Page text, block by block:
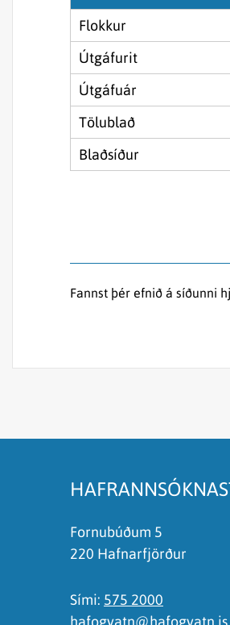
Flokkur
Útgáfurit
Útgáfuár
Tölublað
Blaðsíður
Fannst þér efnið á síðunni
Fornubúðum 5
220 Hafnarfjörður
Sími: 575 2000
hafogvatn@hafogvatn.is